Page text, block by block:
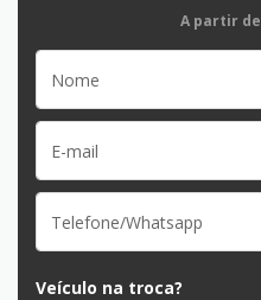
A partir de
Veículo na troca?